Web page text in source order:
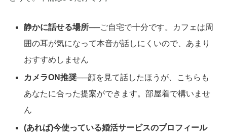
静かに話せる場所──ご自宅で十分です。カフェは周
囲の耳が気になって本音が話しにくいので、あまり
おすすめしません
カメラON推奨──顔を見て話したほうが、こちらも
あなたに合った提案ができます。部屋着で構いませ
ん
(あれば)今使っている婚活サービスのプロフィール